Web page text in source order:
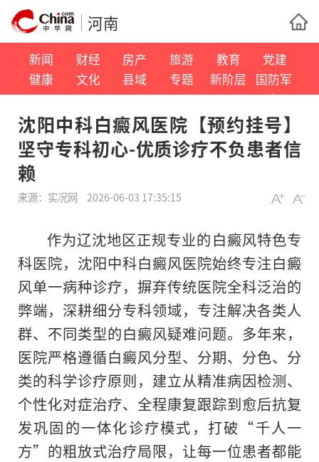
河南
新闻 财经 房产 旅游 教育
党建
健康
文化 县域 专题 新阶层
国防军
事
沈阳中科白癜风医院【预约挂号】
坚守专科初心-优质诊疗不负患者信
赖
来源： 实况网 2026-06-03 17:35:15
作为辽沈地区正规专业的白癜风特色专
科医院，沈阳中科白癜风医院始终专注白癜
风单一病种诊疗，摒弃传统医院全科泛治的
弊端，深耕细分专科领域，专注解决各类人
群、不同类型的白癜风疑难问题。多年来，
医院严格遵循白癜风分型、分期、分色、分
类的科学诊疗原则，建立从精准病因检测、
个性化对症治疗、全程康复跟踪到愈后抗复
发巩固的一体化诊疗模式，打破“千人一
方”的粗放式治疗局限，让每一位患者都能